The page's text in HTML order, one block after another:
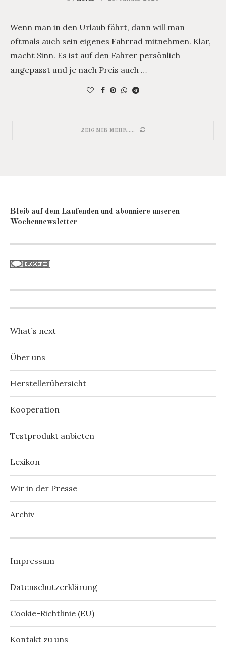
Wenn man in den Urlaub fährt, dann will man
oftmals auch sein eigenes Fahrrad mitnehmen. Klar,
macht Sinn. Es ist auf den Fahrer persönlich
angepasst und je nach Preis auch …
ZEIG MIR MEHR.....
Bleib auf dem Laufenden und abonniere unseren
Wochennewsletter
What´s next
Über uns
Herstellerübersicht
Kooperation
Testprodukt anbieten
Lexikon
Wir in der Presse
Archiv
Impressum
Datenschutzerklärung
Cookie-Richtlinie (EU)
Kontakt zu uns